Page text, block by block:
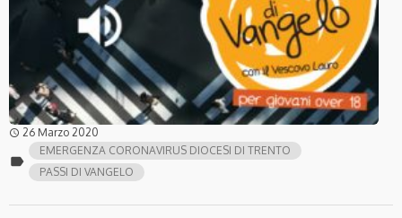
access_time 26 Marzo 2020
label
EMERGENZA CORONAVIRUS DIOCESI DI TRENTO
PASSI DI VANGELO